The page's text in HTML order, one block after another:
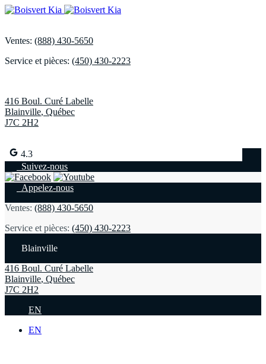
Ventes: (888) 430-5650
Service et pièces: (450) 430-2223
416 Boul. Curé Labelle
Blainville, Québec
J7C 2H2
4.3
Suivez-nous
Appelez-nous
Ventes: (888) 430-5650
Service et pièces: (450) 430-2223
Blainville
416 Boul. Curé Labelle
Blainville, Québec
J7C 2H2
EN
EN